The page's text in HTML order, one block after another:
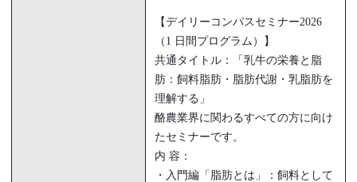
【デイリーコンパスセミナー2026
（1 日間プログラム）】
共通タイトル：「乳牛の栄養と脂
肪：飼料脂肪・脂肪代謝・乳脂肪を
理解する」
酪農業界に関わるすべての方に向け
たセミナーです。
内 容：
・入門編「脂肪とは」：飼料として